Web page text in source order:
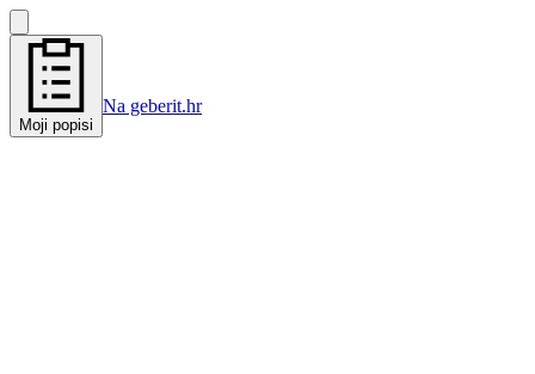
Moji popisi
Na geberit.hr